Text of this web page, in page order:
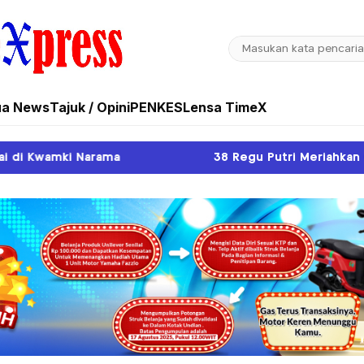
NewsTajuk / OpiniPENKESLensa TimeX
38 Regu Putri Meriahkan Gerak Jalan Kreasi HUT